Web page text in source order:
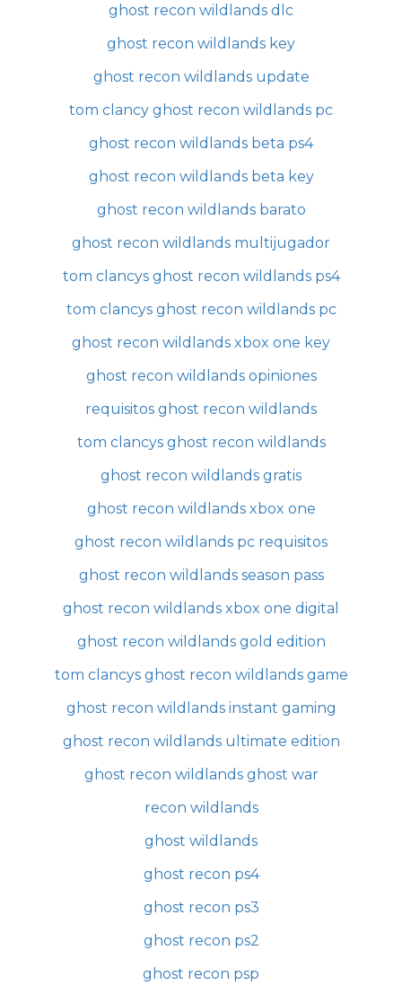
ghost recon wildlands dlc
ghost recon wildlands key
ghost recon wildlands update
tom clancy ghost recon wildlands pc
ghost recon wildlands beta ps4
ghost recon wildlands beta key
ghost recon wildlands barato
ghost recon wildlands multijugador
tom clancys ghost recon wildlands ps4
tom clancys ghost recon wildlands pc
ghost recon wildlands xbox one key
ghost recon wildlands opiniones
requisitos ghost recon wildlands
tom clancys ghost recon wildlands
ghost recon wildlands gratis
ghost recon wildlands xbox one
ghost recon wildlands pc requisitos
ghost recon wildlands season pass
ghost recon wildlands xbox one digital
ghost recon wildlands gold edition
tom clancys ghost recon wildlands game
ghost recon wildlands instant gaming
ghost recon wildlands ultimate edition
ghost recon wildlands ghost war
recon wildlands
ghost wildlands
ghost recon ps4
ghost recon ps3
ghost recon ps2
ghost recon psp